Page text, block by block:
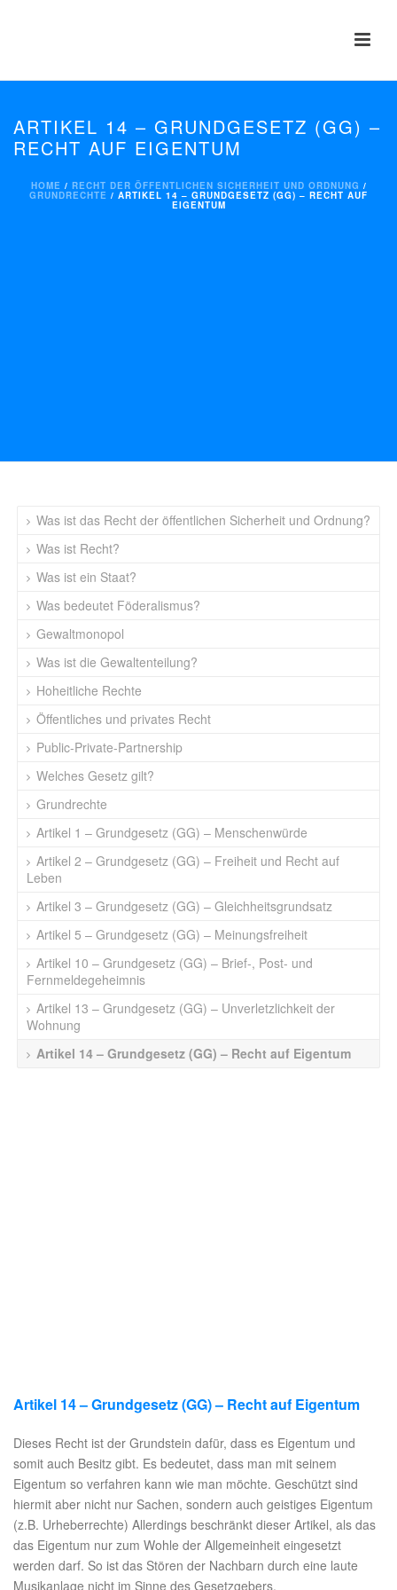
ARTIKEL 14 – GRUNDGESETZ (GG) –
RECHT AUF EIGENTUM
HOME / RECHT DER ÖFFENTLICHEN SICHERHEIT UND ORDNUNG /
GRUNDRECHTE / ARTIKEL 14 – GRUNDGESETZ (GG) – RECHT AUF
EIGENTUM
Was ist das Recht der öffentlichen Sicherheit und Ordnung?
Was ist Recht?
Was ist ein Staat?
Was bedeutet Föderalismus?
Gewaltmonopol
Was ist die Gewaltenteilung?
Hoheitliche Rechte
Öffentliches und privates Recht
Public-Private-Partnership
Welches Gesetz gilt?
Grundrechte
Artikel 1 – Grundgesetz (GG) – Menschenwürde
Artikel 2 – Grundgesetz (GG) – Freiheit und Recht auf
Leben
Artikel 3 – Grundgesetz (GG) – Gleichheitsgrundsatz
Artikel 5 – Grundgesetz (GG) – Meinungsfreiheit
Artikel 10 – Grundgesetz (GG) – Brief-, Post- und
Fernmeldegeheimnis
Artikel 13 – Grundgesetz (GG) – Unverletzlichkeit der
Wohnung
Artikel 14 – Grundgesetz (GG) – Recht auf Eigentum
Artikel 14 – Grundgesetz (GG) – Recht auf Eigentum
Dieses Recht ist der Grundstein dafür, dass es Eigentum und
somit auch Besitz gibt. Es bedeutet, dass man mit seinem
Eigentum so verfahren kann wie man möchte. Geschützt sind
hiermit aber nicht nur Sachen, sondern auch geistiges Eigentum
(z.B. Urheberrechte) Allerdings beschränkt dieser Artikel, als das
das Eigentum nur zum Wohle der Allgemeinheit eingesetzt
werden darf. So ist das Stören der Nachbarn durch eine laute
Musikanlage nicht im Sinne des Gesetzgebers.